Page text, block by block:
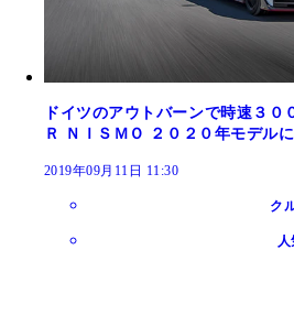
ドイツのアウトバーンで時速３
Ｒ ＮＩＳＭＯ ２０２０年モデル
2019年09月11日 11:30
ク
人